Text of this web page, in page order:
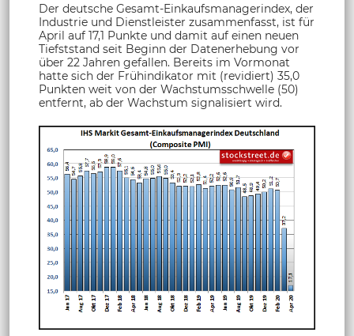
Der deutsche Gesamt-Einkaufsmanagerindex, der
Industrie und Dienstleister zusammenfasst, ist für
April auf 17,1 Punkte und damit auf einen neuen
Tiefststand seit Beginn der Datenerhebung vor
über 22 Jahren gefallen. Bereits im Vormonat
hatte sich der Frühindikator mit (revidiert) 35,0
Punkten weit von der Wachstumsschwelle (50)
entfernt, ab der Wachstum signalisiert wird.